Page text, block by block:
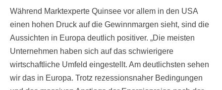
Während Marktexperte Quinsee vor allem in den USA
einen hohen Druck auf die Gewinnmargen sieht, sind die
Aussichten in Europa deutlich positiver. „Die meisten
Unternehmen haben sich auf das schwierigere
wirtschaftliche Umfeld eingestellt. Am deutlichsten sehen
wir das in Europa. Trotz rezessionsnaher Bedingungen